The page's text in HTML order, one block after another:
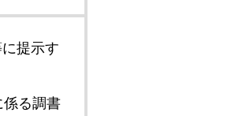
提示す
係る調書